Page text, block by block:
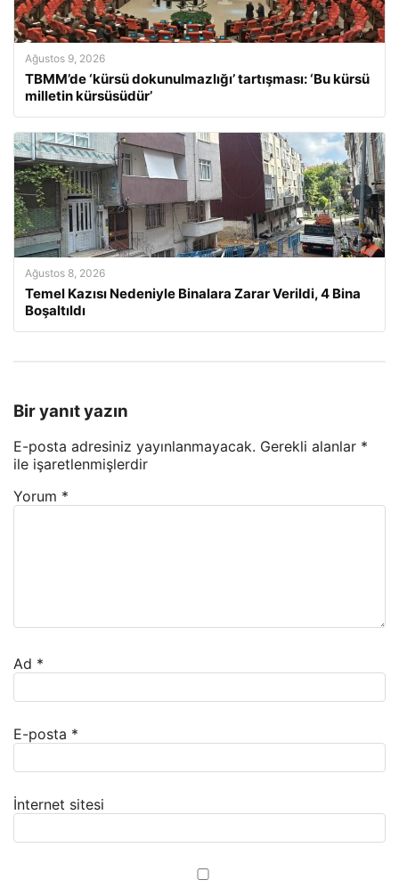
Ağustos 9, 2026
TBMM’de ‘kürsü dokunulmazlığı’ tartışması: ‘Bu kürsü
milletin kürsüsüdür’
Ağustos 8, 2026
Temel Kazısı Nedeniyle Binalara Zarar Verildi, 4 Bina
Boşaltıldı
Bir yanıt yazın
E-posta adresiniz yayınlanmayacak. Gerekli alanlar *
ile işaretlenmişlerdir
Yorum *
Ad *
E-posta *
İnternet sitesi